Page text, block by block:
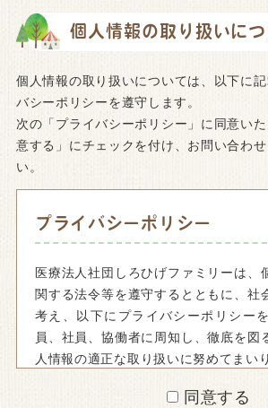
個人情報の取り扱いに
個人情報の取り扱いについては、以下に
バシーポリシーを遵守します。
次の「プライバシーポリシー」に同意い
意する」にチェックを付け、お問い合わ
い。
プライバシーポリシー
医療法人社団しろひげファミリーは、
関する法令等を遵守するとともに、社
考え、以下にプライバシーポリシー
員、社員、協働者に周知し、徹底を図
人情報の適正な取り扱いに努めてまい
同意する